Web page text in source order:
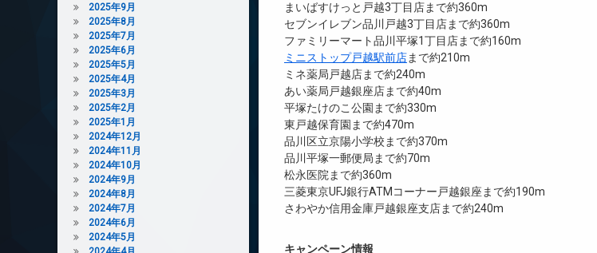
まいばすけっと戸越3丁目店まで約360m
セブンイレブン品川戸越3丁目店まで約360m
ファミリーマート品川平塚1丁目店まで約160m
ミニストップ戸越駅前店まで約210m
ミネ薬局戸越店まで約240m
あい薬局戸越銀座店まで約40m
平塚たけのこ公園まで約330m
東戸越保育園まで約470m
品川区立京陽小学校まで約370m
品川平塚一郵便局まで約70m
松永医院まで約360m
三菱東京UFJ銀行ATMコーナー戸越銀座まで約190m
さわやか信用金庫戸越銀座支店まで約240m
キャンペーン情報
2025年9月
2025年8月
2025年7月
2025年6月
2025年5月
2025年4月
2025年3月
2025年2月
2025年1月
2024年12月
2024年11月
2024年10月
2024年9月
2024年8月
2024年7月
2024年6月
2024年5月